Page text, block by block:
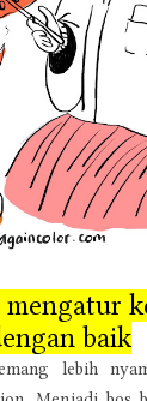
mengatur
baik
lebih